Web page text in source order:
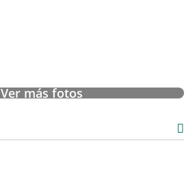
Ver más fotos